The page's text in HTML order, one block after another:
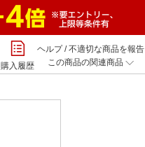
購入履歴
ヘルプ/不適切な商品を報告
この商品の関連商品